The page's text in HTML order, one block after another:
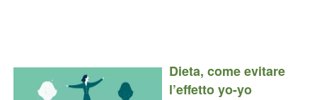
Dieta, come evitare
l’effetto yo-yo